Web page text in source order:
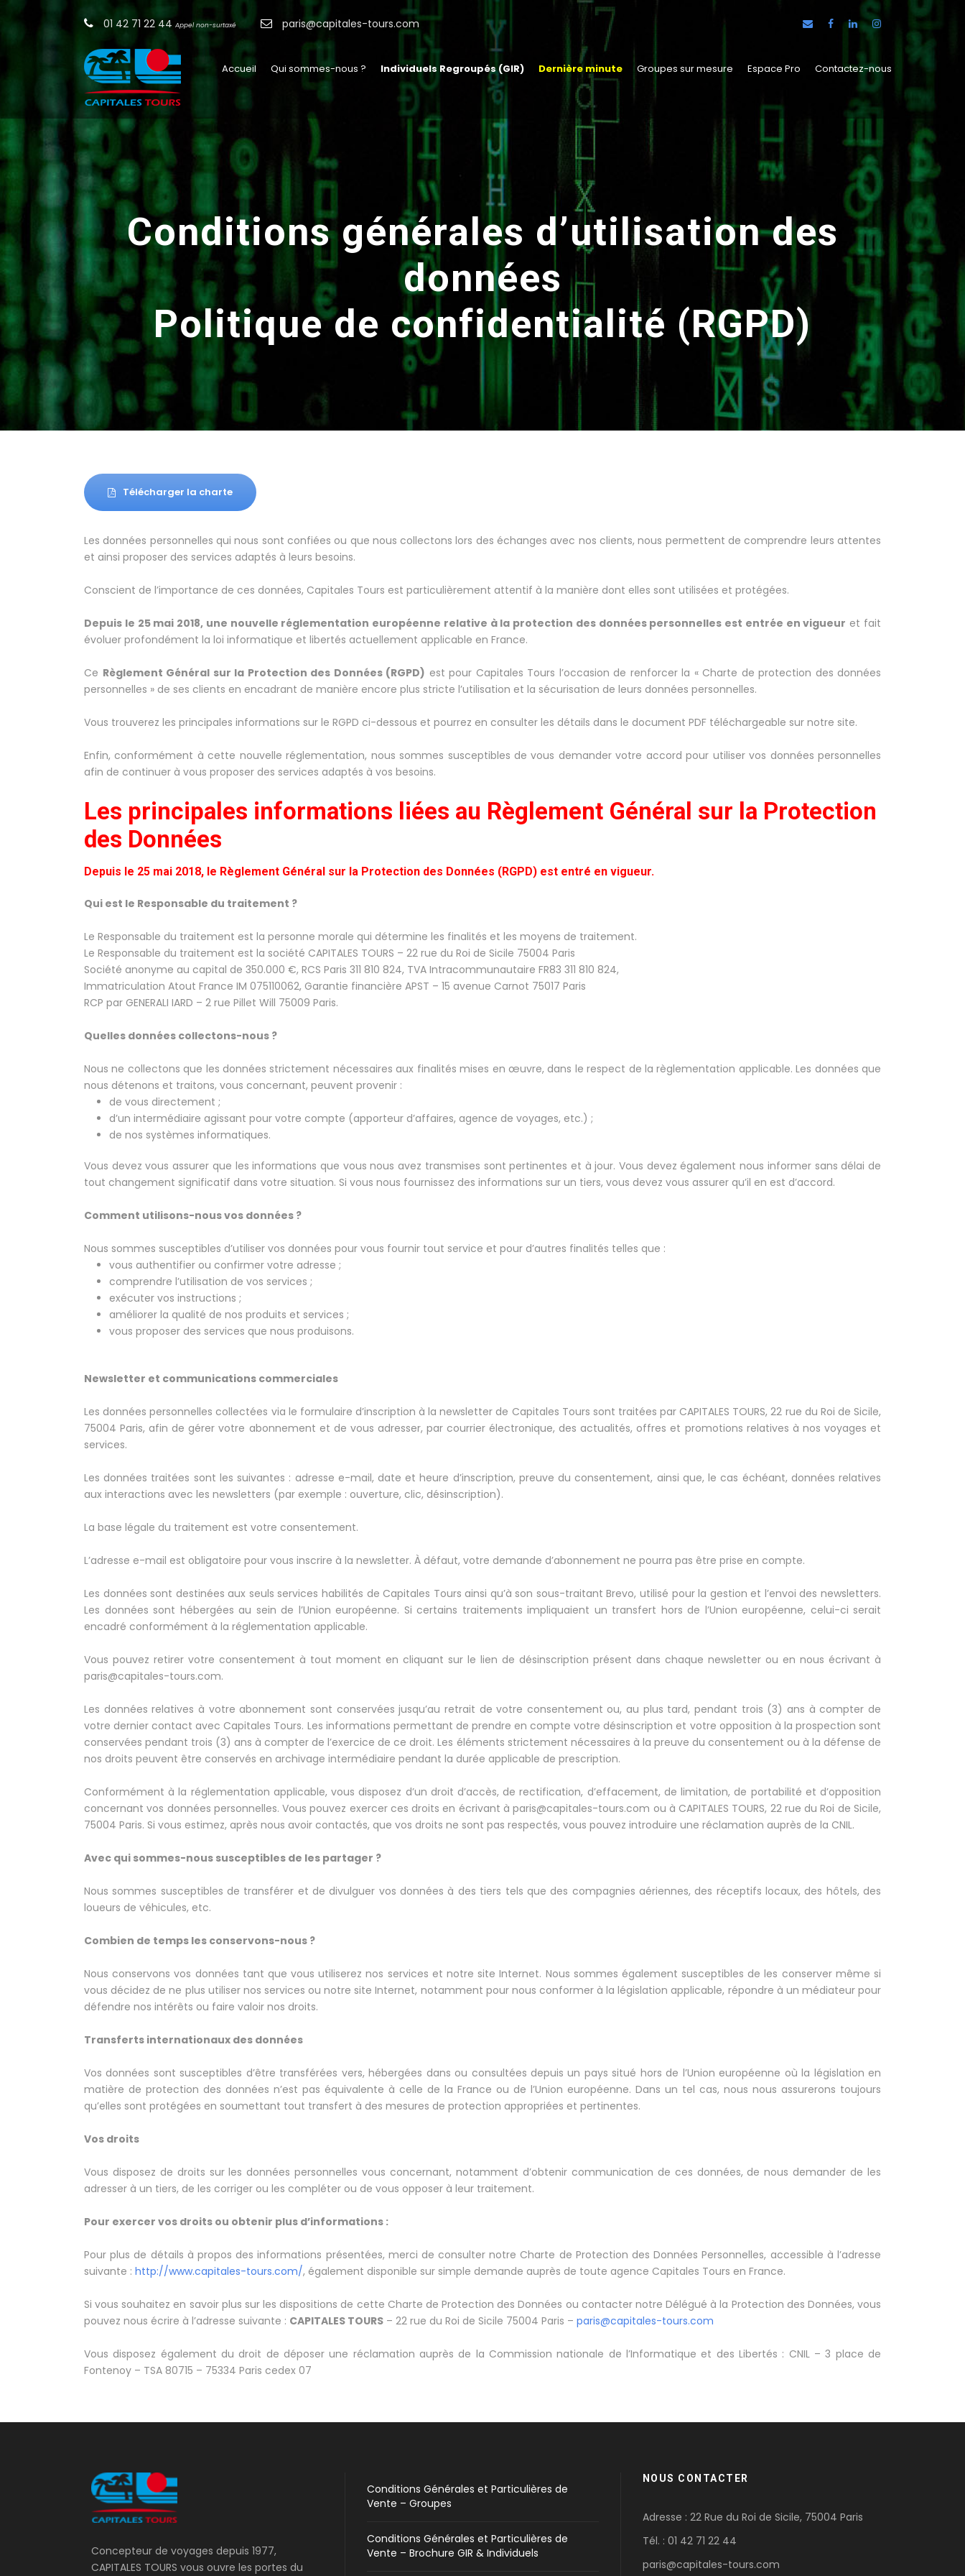
01 42 71 22 44 Appel non-surtaxé paris@capitales-tours.com
Accueil Qui sommes-nous ? Individuels Regroupés (GIR) Dernière minute Groupes sur mesure Espace Pro Contactez-nous
Conditions générales d’utilisation des
données
Politique de confidentialité (RGPD)
Télécharger la charte
Les données personnelles qui nous sont confiées ou que nous collectons lors des échanges avec nos clients, nous permettent de comprendre leurs attentes
et ainsi proposer des services adaptés à leurs besoins.
Conscient de l’importance de ces données, Capitales Tours est particulièrement attentif à la manière dont elles sont utilisées et protégées.
Depuis le 25 mai 2018, une nouvelle réglementation européenne relative à la protection des données personnelles est entrée en vigueur et fait
évoluer profondément la loi informatique et libertés actuellement applicable en France.
Ce Règlement Général sur la Protection des Données (RGPD) est pour Capitales Tours l’occasion de renforcer la « Charte de protection des données
personnelles » de ses clients en encadrant de manière encore plus stricte l’utilisation et la sécurisation de leurs données personnelles.
Vous trouverez les principales informations sur le RGPD ci-dessous et pourrez en consulter les détails dans le document PDF téléchargeable sur notre site.
Enfin, conformément à cette nouvelle réglementation, nous sommes susceptibles de vous demander votre accord pour utiliser vos données personnelles
afin de continuer à vous proposer des services adaptés à vos besoins.
Les principales informations liées au Règlement Général sur la Protection
des Données
Depuis le 25 mai 2018, le Règlement Général sur la Protection des Données (RGPD) est entré en vigueur.
Qui est le Responsable du traitement ?
Le Responsable du traitement est la personne morale qui détermine les finalités et les moyens de traitement.
Le Responsable du traitement est la société CAPITALES TOURS – 22 rue du Roi de Sicile 75004 Paris
Société anonyme au capital de 350.000 €, RCS Paris 311 810 824, TVA Intracommunautaire FR83 311 810 824,
Immatriculation Atout France IM 075110062, Garantie financière APST – 15 avenue Carnot 75017 Paris
RCP par GENERALI IARD – 2 rue Pillet Will 75009 Paris.
Quelles données collectons-nous ?
Nous ne collectons que les données strictement nécessaires aux finalités mises en œuvre, dans le respect de la règlementation applicable. Les données que
nous détenons et traitons, vous concernant, peuvent provenir :
de vous directement ;
d’un intermédiaire agissant pour votre compte (apporteur d’affaires, agence de voyages, etc.) ;
de nos systèmes informatiques.
Vous devez vous assurer que les informations que vous nous avez transmises sont pertinentes et à jour. Vous devez également nous informer sans délai de
tout changement significatif dans votre situation. Si vous nous fournissez des informations sur un tiers, vous devez vous assurer qu’il en est d’accord.
Comment utilisons-nous vos données ?
Nous sommes susceptibles d’utiliser vos données pour vous fournir tout service et pour d’autres finalités telles que :
vous authentifier ou confirmer votre adresse ;
comprendre l’utilisation de vos services ;
exécuter vos instructions ;
améliorer la qualité de nos produits et services ;
vous proposer des services que nous produisons.
Newsletter et communications commerciales
Les données personnelles collectées via le formulaire d’inscription à la newsletter de Capitales Tours sont traitées par CAPITALES TOURS, 22 rue du Roi de Sicile,
75004 Paris, afin de gérer votre abonnement et de vous adresser, par courrier électronique, des actualités, offres et promotions relatives à nos voyages et
services.
Les données traitées sont les suivantes : adresse e-mail, date et heure d’inscription, preuve du consentement, ainsi que, le cas échéant, données relatives
aux interactions avec les newsletters (par exemple : ouverture, clic, désinscription).
La base légale du traitement est votre consentement.
L’adresse e-mail est obligatoire pour vous inscrire à la newsletter. À défaut, votre demande d’abonnement ne pourra pas être prise en compte.
Les données sont destinées aux seuls services habilités de Capitales Tours ainsi qu’à son sous-traitant Brevo, utilisé pour la gestion et l’envoi des newsletters.
Les données sont hébergées au sein de l’Union européenne. Si certains traitements impliquaient un transfert hors de l’Union européenne, celui-ci serait
encadré conformément à la réglementation applicable.
Vous pouvez retirer votre consentement à tout moment en cliquant sur le lien de désinscription présent dans chaque newsletter ou en nous écrivant à
paris@capitales-tours.com.
Les données relatives à votre abonnement sont conservées jusqu’au retrait de votre consentement ou, au plus tard, pendant trois (3) ans à compter de
votre dernier contact avec Capitales Tours. Les informations permettant de prendre en compte votre désinscription et votre opposition à la prospection sont
conservées pendant trois (3) ans à compter de l’exercice de ce droit. Les éléments strictement nécessaires à la preuve du consentement ou à la défense de
nos droits peuvent être conservés en archivage intermédiaire pendant la durée applicable de prescription.
Conformément à la réglementation applicable, vous disposez d’un droit d’accès, de rectification, d’effacement, de limitation, de portabilité et d’opposition
concernant vos données personnelles. Vous pouvez exercer ces droits en écrivant à paris@capitales-tours.com ou à CAPITALES TOURS, 22 rue du Roi de Sicile,
75004 Paris. Si vous estimez, après nous avoir contactés, que vos droits ne sont pas respectés, vous pouvez introduire une réclamation auprès de la CNIL.
Avec qui sommes-nous susceptibles de les partager ?
Nous sommes susceptibles de transférer et de divulguer vos données à des tiers tels que des compagnies aériennes, des réceptifs locaux, des hôtels, des
loueurs de véhicules, etc.
Combien de temps les conservons-nous ?
Nous conservons vos données tant que vous utiliserez nos services et notre site Internet. Nous sommes également susceptibles de les conserver même si
vous décidez de ne plus utiliser nos services ou notre site Internet, notamment pour nous conformer à la législation applicable, répondre à un médiateur pour
défendre nos intérêts ou faire valoir nos droits.
Transferts internationaux des données
Vos données sont susceptibles d’être transférées vers, hébergées dans ou consultées depuis un pays situé hors de l’Union européenne où la législation en
matière de protection des données n’est pas équivalente à celle de la France ou de l’Union européenne. Dans un tel cas, nous nous assurerons toujours
qu’elles sont protégées en soumettant tout transfert à des mesures de protection appropriées et pertinentes.
Vos droits
Vous disposez de droits sur les données personnelles vous concernant, notamment d’obtenir communication de ces données, de nous demander de les
adresser à un tiers, de les corriger ou les compléter ou de vous opposer à leur traitement.
Pour exercer vos droits ou obtenir plus d’informations :
Pour plus de détails à propos des informations présentées, merci de consulter notre Charte de Protection des Données Personnelles, accessible à l’adresse
suivante : http://www.capitales-tours.com/, également disponible sur simple demande auprès de toute agence Capitales Tours en France.
Si vous souhaitez en savoir plus sur les dispositions de cette Charte de Protection des Données ou contacter notre Délégué à la Protection des Données, vous
pouvez nous écrire à l’adresse suivante : CAPITALES TOURS – 22 rue du Roi de Sicile 75004 Paris – paris@capitales-tours.com
Vous disposez également du droit de déposer une réclamation auprès de la Commission nationale de l’Informatique et des Libertés : CNIL – 3 place de
Fontenoy – TSA 80715 – 75334 Paris cedex 07
Concepteur de voyages depuis 1977,
CAPITALES TOURS vous ouvre les portes du
Conditions Générales et Particulières de
Vente – Groupes
Conditions Générales et Particulières de
Vente – Brochure GIR & Individuels
NOUS CONTACTER
Adresse : 22 Rue du Roi de Sicile, 75004 Paris
Tél. : 01 42 71 22 44
paris@capitales-tours.com